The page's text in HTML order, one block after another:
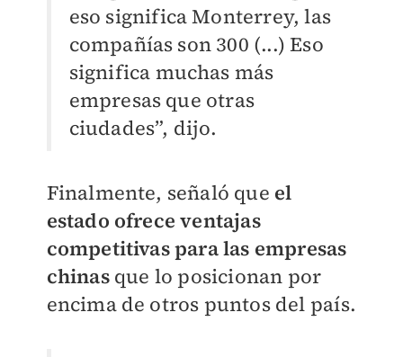
eso significa Monterrey, las
compañías son 300 (...) Eso
significa muchas más
empresas que otras
ciudades”, dijo.
Finalmente, señaló que el
estado ofrece ventajas
competitivas para las empresas
chinasque lo posicionan por
encima de otros puntos del país.